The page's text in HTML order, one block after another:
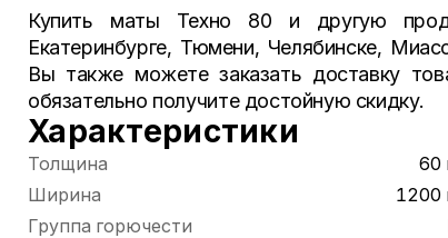
Купить маты Техно 80 и другую
Екатеринбурге, Тюмени, Челябинске,
Вы также можете заказать доставку
обязательно получите достойную скидку.
Характеристики
Толщина
60
Ширина
1200
Группа горючести